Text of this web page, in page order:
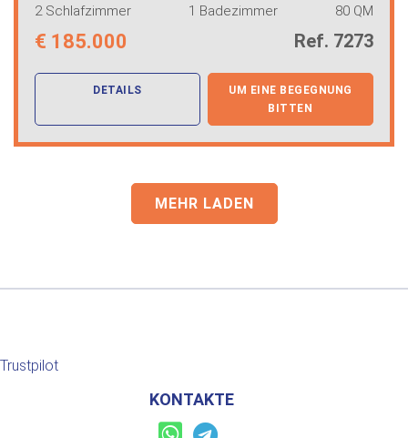
2 Schlafzimmer 1 Badezimmer 80 QM
€ 185.000 Ref. 7273
DETAILS
UM EINE BEGEGNUNG
BITTEN
MEHR LADEN
Trustpilot
KONTAKTE